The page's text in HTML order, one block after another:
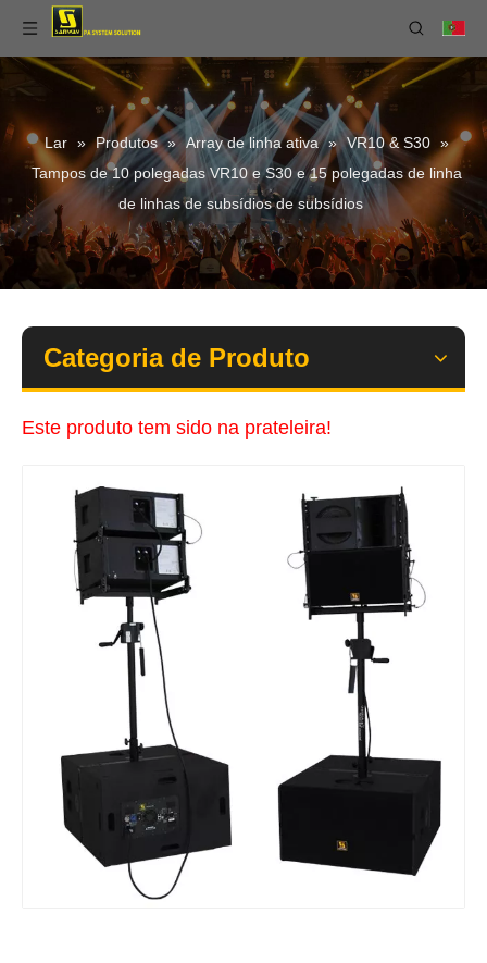
Lar » Produtos » Array de linha ativa » VR10 & S30 »
Tampos de 10 polegadas VR10 e S30 e 15 polegadas de linha
de linhas de subsídios de subsídios
Categoria de Produto
Este produto tem sido na prateleira!